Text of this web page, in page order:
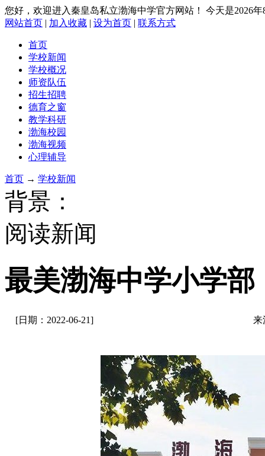
您好，欢迎进入秦皇岛私立渤海中学官方网站！ 今天是2026
网站首页 | 加入收藏 | 设为首页 | 联系方式
首页
学校新闻
学校概况
师资队伍
招生招聘
德育之窗
教学科研
渤海校园
渤海视频
心理辅导
首页 → 学校新闻
背景：
阅读新闻
最美渤海中学小学部
[日期：2022-06-21] 来